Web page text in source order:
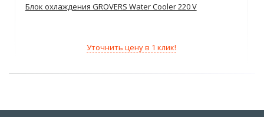
Блок охлаждения GROVERS Water Cooler 220 V
Уточнить цену в 1 клик!